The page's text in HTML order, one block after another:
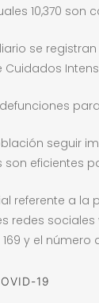
10,370 son
se
Cuidados
seguir
eficientes
referente a la
redes
y el número
19